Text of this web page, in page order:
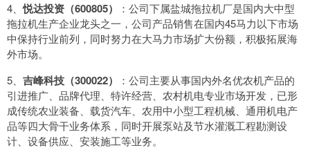
4、悦达投资（600805）
：公司下属盐城拖拉机厂是国内大中型
拖拉机生产企业龙头之一，公司产品销售在国内45马力以下市场
中保持行业前列，同时努力在大马力市场扩大份额，积极拓展海
外市场。
5、 吉峰科技（300022）
：公司主要从事国内外名优农机产品的
引进推广、品牌代理、特许经营、农村机电专业市场开发，已形
成传统农业装备、载货汽车、农用中小型工程机械、通用机电产
品等四大骨干业务体系，同时开展泵站及节水灌溉工程勘测设
计、设备供应、安装施工等业务。